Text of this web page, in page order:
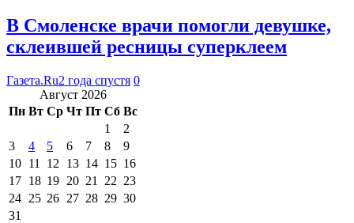
В Смоленске врачи помогли девушке,
склеившей ресницы суперклеем
Газета.Ru2 года спустя 0
Август 2026
Пн Вт Ср Чт Пт Сб Вс
1
2
3
4 5 6 7 8
9
10 11 12 13 14 15 16
17 18 19 20 21 22 23
24 25 26 27 28 29 30
31